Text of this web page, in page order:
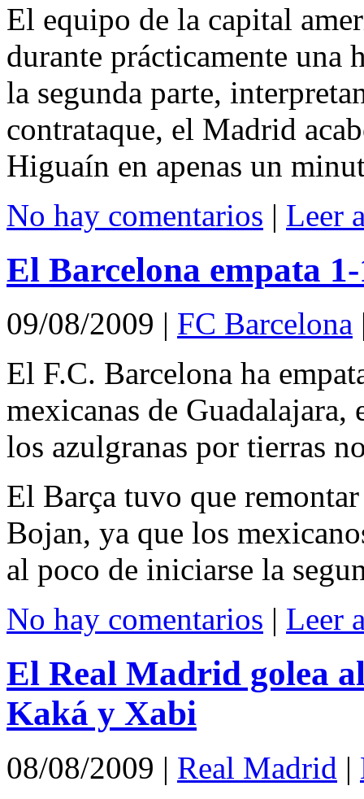
El equipo de la capital
durante prácticamente una
la segunda parte,
contrataque, el Madrid
Higuaín en apenas un
No hay comentarios | Leer
El Barcelona empata
09/08/2009 | FC Barcelona
El F.C. Barcelona ha
mexicanas de
los azulgranas por tierras
El Barça tuvo que
Bojan, ya que los
al poco de iniciarse la
No hay comentarios | Leer
El Real Madrid golea
Kaká y Xabi
08/08/2009 | Real Madrid |